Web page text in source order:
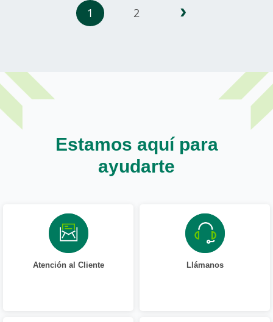
Paginación 1 2 ›
Estamos aquí para
ayudarte
Atención al Cliente Llámanos